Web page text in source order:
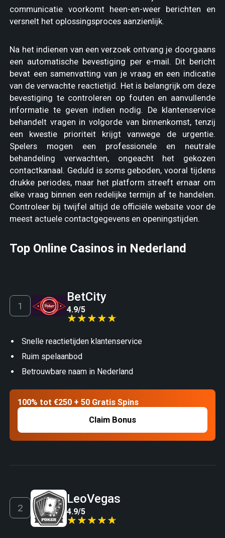
communicatie voorkomt heen-en-weer berichten en
versnelt het oplossingsproces aanzienlijk.
Na het indienen van een verzoek ontvang je doorgaans
een automatische bevestiging per e-mail. Dit bericht
bevat een samenvatting van je vraag en een indicatie
van de verwachte reactietijd. Het is belangrijk om deze
bevestiging te controleren op fouten en aanvullende
informatie te geven indien nodig. De klantenservice
behandelt vragen in volgorde van binnenkomst, tenzij
een kwestie prioriteit krijgt vanwege de urgentie.
Spelers mogen een professionele en neutrale
behandeling verwachten, ongeacht het gekozen
contactkanaal. Geduld is soms geboden, vooral tijdens
drukke periodes, maar het platform streeft ernaar om
elke vraag binnen een redelijke termijn af te handelen.
Controleer bij twijfel altijd de officiële website voor de
meest actuele contactgegevens en openingstijden.
Top Online Casinos in Nederland
BetCity
4.9/5
Snelle reactietijden klantenservice
Ruim spelaanbod
Betrouwbare naam in Nederland
100% tot €250 + 50 Gratis Spins
Claim Bonus
LeoVegas
4.9/5